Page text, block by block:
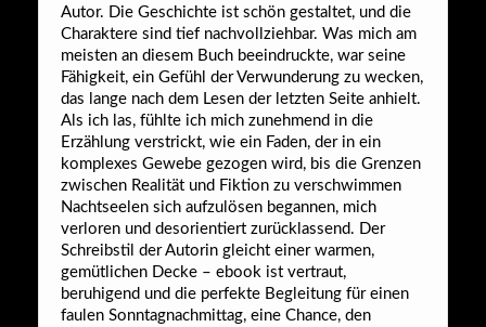
Autor. Die Geschichte ist schön gestaltet, und die
Charaktere sind tief nachvollziehbar. Was mich am
meisten an diesem Buch beeindruckte, war seine
Fähigkeit, ein Gefühl der Verwunderung zu wecken,
das lange nach dem Lesen der letzten Seite anhielt.
Als ich las, fühlte ich mich zunehmend in die
Erzählung verstrickt, wie ein Faden, der in ein
komplexes Gewebe gezogen wird, bis die Grenzen
zwischen Realität und Fiktion zu verschwimmen
Nachtseelen sich aufzulösen begannen, mich
verloren und desorientiert zurücklassend. Der
Schreibstil der Autorin gleicht einer warmen,
gemütlichen Decke – ebook ist vertraut,
beruhigend und die perfekte Begleitung für einen
faulen Sonntagnachmittag, eine Chance, den